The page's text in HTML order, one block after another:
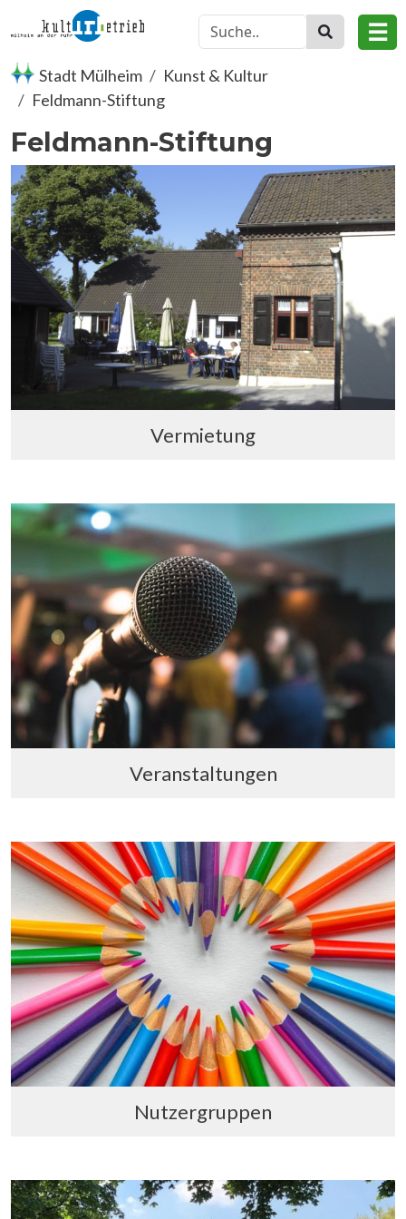
Direkt zum Inhalt
☰
Stadt Mülheim
Kunst & Kultur
Feldmann-Stiftung
Feldmann-Stiftung
Vermietung
Veranstaltungen
Nutzergruppen